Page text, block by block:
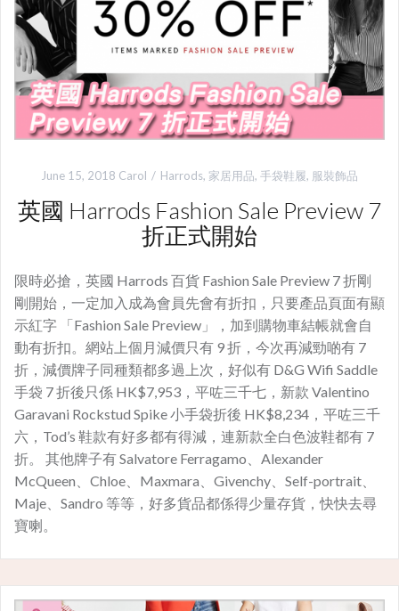
June 15, 2018 Carol Harrods, 家居用品, 手袋鞋履, 服裝飾品
英國 Harrods Fashion Sale Preview 7
折正式開始
限時必搶，英國 Harrods 百貨 Fashion Sale Preview 7 折剛
剛開始，一定加入成為會員先會有折扣，只要產品頁面有顯
示紅字 「Fashion Sale Preview」，加到購物車結帳就會自
動有折扣。網站上個月減價只有 9 折，今次再減勁啲有 7
折，減價牌子同種類都多過上次，好似有 D&G Wifi Saddle
手袋 7 折後只係 HK$7,953，平咗三千七，新款 Valentino
Garavani Rockstud Spike 小手袋折後 HK$8,234，平咗三千
六，Tod’s 鞋款有好多都有得減，連新款全白色波鞋都有 7
折。 其他牌子有 Salvatore Ferragamo、Alexander
McQueen、Chloe、Maxmara、Givenchy、Self-portrait、
Maje、Sandro 等等，好多貨品都係得少量存貨，快快去尋
寶喇。